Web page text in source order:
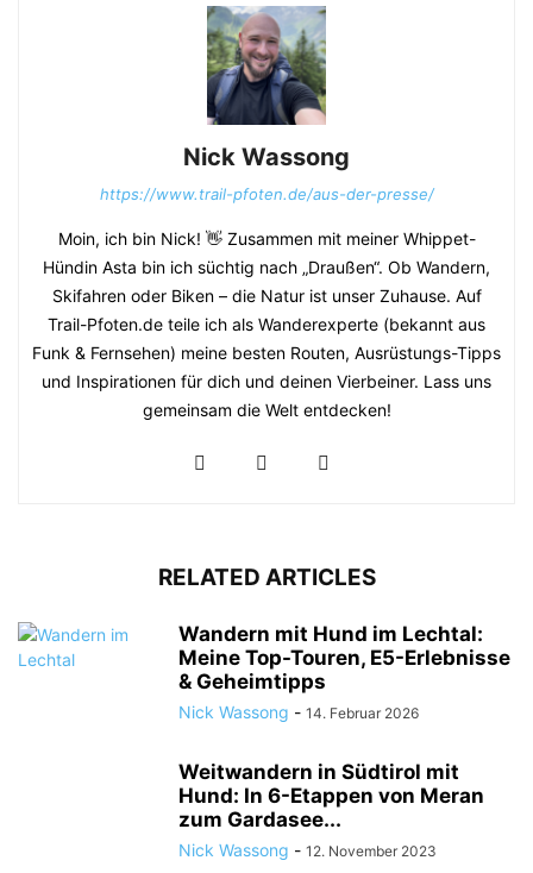
Nick Wassong
https://www.trail-pfoten.de/aus-der-presse/
Moin, ich bin Nick! 👋 Zusammen mit meiner Whippet-
Hündin Asta bin ich süchtig nach „Draußen“. Ob Wandern,
Skifahren oder Biken – die Natur ist unser Zuhause. Auf
Trail-Pfoten.de teile ich als Wanderexperte (bekannt aus
Funk & Fernsehen) meine besten Routen, Ausrüstungs-Tipps
und Inspirationen für dich und deinen Vierbeiner. Lass uns
gemeinsam die Welt entdecken!
RELATED ARTICLES
Wandern mit Hund im Lechtal:
Meine Top-Touren, E5-Erlebnisse
& Geheimtipps
Nick Wassong - 14. Februar 2026
Weitwandern in Südtirol mit
Hund: In 6-Etappen von Meran
zum Gardasee...
Nick Wassong - 12. November 2023